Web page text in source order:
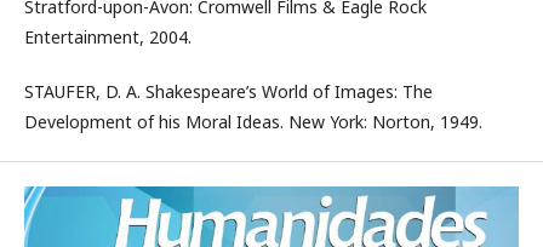
Stratford-upon-Avon: Cromwell Films & Eagle Rock
Entertainment, 2004.
STAUFER, D. A. Shakespeare’s World of Images: The
Development of his Moral Ideas. New York: Norton, 1949.